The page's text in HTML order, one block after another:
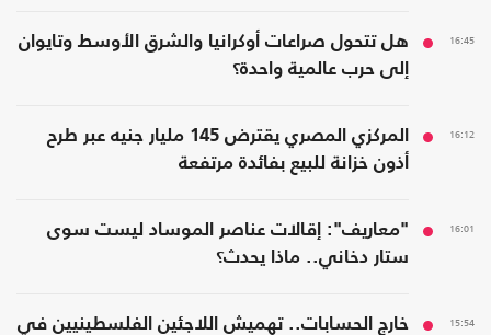
16:45
هل تتحول صراعات أوكرانيا والشرق الأوسط وتايوان
إلى حرب عالمية واحدة؟
16:12
المركزي المصري يقترض 145 مليار جنيه عبر طرح
أذون خزانة للبيع بفائدة مرتفعة
16:01
"معاريف": إقالات عناصر الموساد ليست سوى
ستار دخاني.. ماذا يحدث؟
15:54
خارج الحسابات.. تهميش اللاجئين الفلسطينيين في